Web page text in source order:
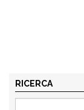
RICERCA